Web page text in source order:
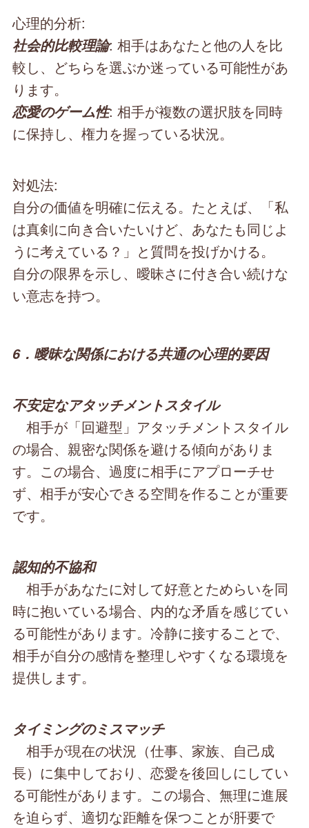
心理的分析:
社会的比較理論: 相手はあなたと他の人を比
較し、どちらを選ぶか迷っている可能性があ
ります。
恋愛のゲーム性: 相手が複数の選択肢を同時
に保持し、権力を握っている状況。
対処法:
自分の価値を明確に伝える。たとえば、「私
は真剣に向き合いたいけど、あなたも同じよ
うに考えている？」と質問を投げかける。
自分の限界を示し、曖昧さに付き合い続けな
い意志を持つ。
6．曖昧な関係における共通の心理的要因
不安定なアタッチメントスタイル
相手が「回避型」アタッチメントスタイル
の場合、親密な関係を避ける傾向がありま
す。この場合、過度に相手にアプローチせ
ず、相手が安心できる空間を作ることが重要
です。
認知的不協和
相手があなたに対して好意とためらいを同
時に抱いている場合、内的な矛盾を感じてい
る可能性があります。冷静に接することで、
相手が自分の感情を整理しやすくなる環境を
提供します。
タイミングのミスマッチ
相手が現在の状況（仕事、家族、自己成
長）に集中しており、恋愛を後回しにしてい
る可能性があります。この場合、無理に進展
を迫らず、適切な距離を保つことが肝要で